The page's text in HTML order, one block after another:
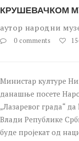
КРУШЕВАЧКОМ
аутор народни
0 comments
Министар културе
данашње посете
„Лазаревог града“
Влади Републике
буде пројекат од